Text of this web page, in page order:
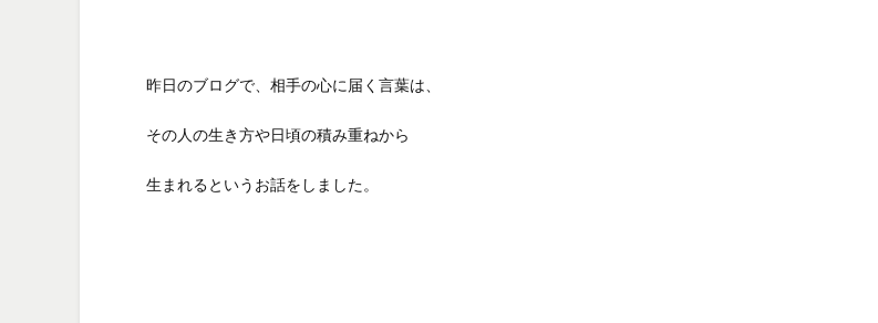
昨日のブログで、相手の心に届く言葉は、
その人の生き方や日頃の積み重ねから
生まれるというお話をしました。